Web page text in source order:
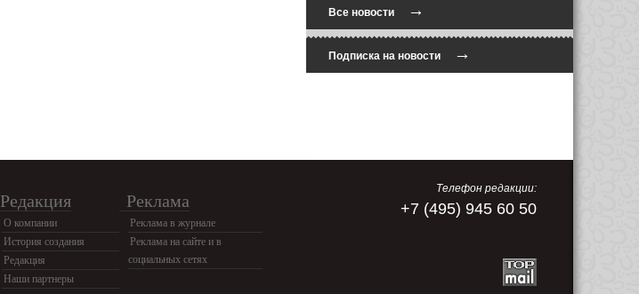
Все новости→
Подписка на новости→
Редакция
О компании
История создания
Редакция
Наши партнеры
Реклама
Реклама в журнале
Реклама на сайте и в
социальных сетях
Телефон редакции:
+7 (495) 945 60 50